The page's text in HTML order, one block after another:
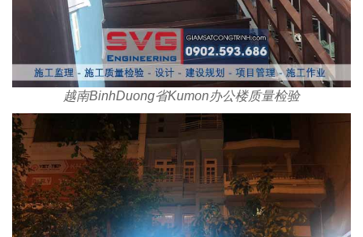
越南BinhDuong省Kumon办公楼质量检验